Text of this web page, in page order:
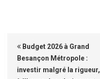
Budget 2026 à Grand
Besançon Métropole :
investir malgré la rigueur,